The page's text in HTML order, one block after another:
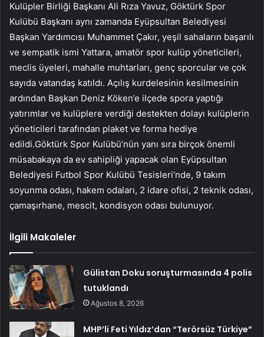
Kulüpler Birliği Başkanı Ali Rıza Yavuz, Göktürk Spor
Kulübü Başkanı aynı zamanda Eyüpsultan Belediyesi
Başkan Yardımcısı Muhammet Çakır, yeşil sahaların başarılı
ve sempatik ismi Yattara, amatör spor kulüp yöneticileri,
meclis üyeleri, mahalle muhtarları, genç sporcular ve çok
sayıda vatandaş katıldı. Açılış kurdelesinin kesilmesinin
ardından Başkan Deniz Köken’e ilçede spora yaptığı
yatırımlar ve kulüplere verdiği destekten dolayı kulüplerin
yöneticileri tarafından plaket ve forma hediye
edildi.Göktürk Spor Kulübü’nün yanı sıra birçok önemli
müsabakaya da ev sahipliği yapacak olan Eyüpsultan
Belediyesi Futbol Spor Kulübü Tesisleri’nde, 9 takım
soyunma odası, hakem odaları, 2 idare ofisi, 2 teknik odası,
çamaşırhane, mescit, kondisyon odası bulunuyor.
İlgili Makaleler
Gülistan Doku soruşturmasında 4 polis
tutuklandı
Ağustos 8, 2026
MHP’li Feti Yıldız’dan “Terörsüz Türkiye”